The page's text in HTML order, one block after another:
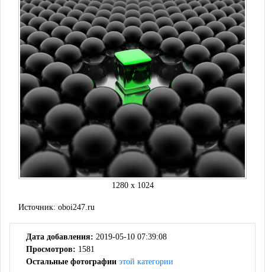
1280 x 1024
Источник: oboi247.ru
Дата добавления: 2019-05-10 07:39:08
Просмотров: 1581
Остальные фотографии этой категории